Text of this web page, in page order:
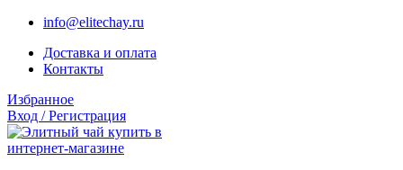
info@elitechay.ru
Доставка и оплата
Контакты
Избранное
Вход / Регистрация